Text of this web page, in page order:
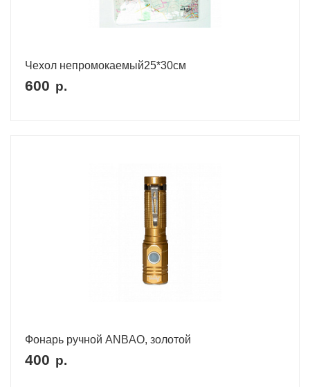
Чехол непромокаемый25*30см
600 р.
Фонарь ручной ANBAO, золотой
400 р.